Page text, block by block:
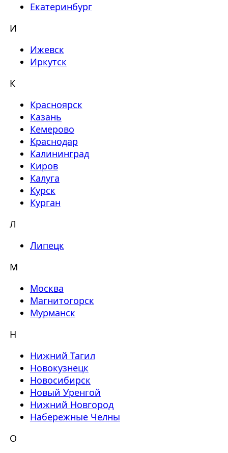
Екатеринбург
И
Ижевск
Иркутск
К
Красноярск
Казань
Кемерово
Краснодар
Калининград
Киров
Калуга
Курск
Курган
Л
Липецк
М
Москва
Магнитогорск
Мурманск
Н
Нижний Тагил
Новокузнецк
Новосибирск
Новый Уренгой
Нижний Новгород
Набережные Челны
О